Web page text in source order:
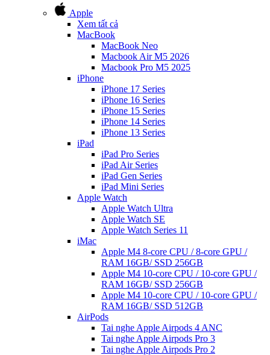
Apple
Xem tất cả
MacBook
MacBook Neo
Macbook Air M5 2026
Macbook Pro M5 2025
iPhone
iPhone 17 Series
iPhone 16 Series
iPhone 15 Series
iPhone 14 Series
iPhone 13 Series
iPad
iPad Pro Series
iPad Air Series
iPad Gen Series
iPad Mini Series
Apple Watch
Apple Watch Ultra
Apple Watch SE
Apple Watch Series 11
iMac
Apple M4 8-core CPU / 8-core GPU /
RAM 16GB/ SSD 256GB
Apple M4 10-core CPU / 10-core GPU /
RAM 16GB/ SSD 256GB
Apple M4 10-core CPU / 10-core GPU /
RAM 16GB/ SSD 512GB
AirPods
Tai nghe Apple Airpods 4 ANC
Tai nghe Apple Airpods Pro 3
Tai nghe Apple Airpods Pro 2